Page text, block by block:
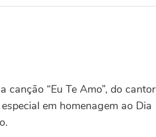
“Eu Te Amo”, do cantor
em homenagem ao Dia